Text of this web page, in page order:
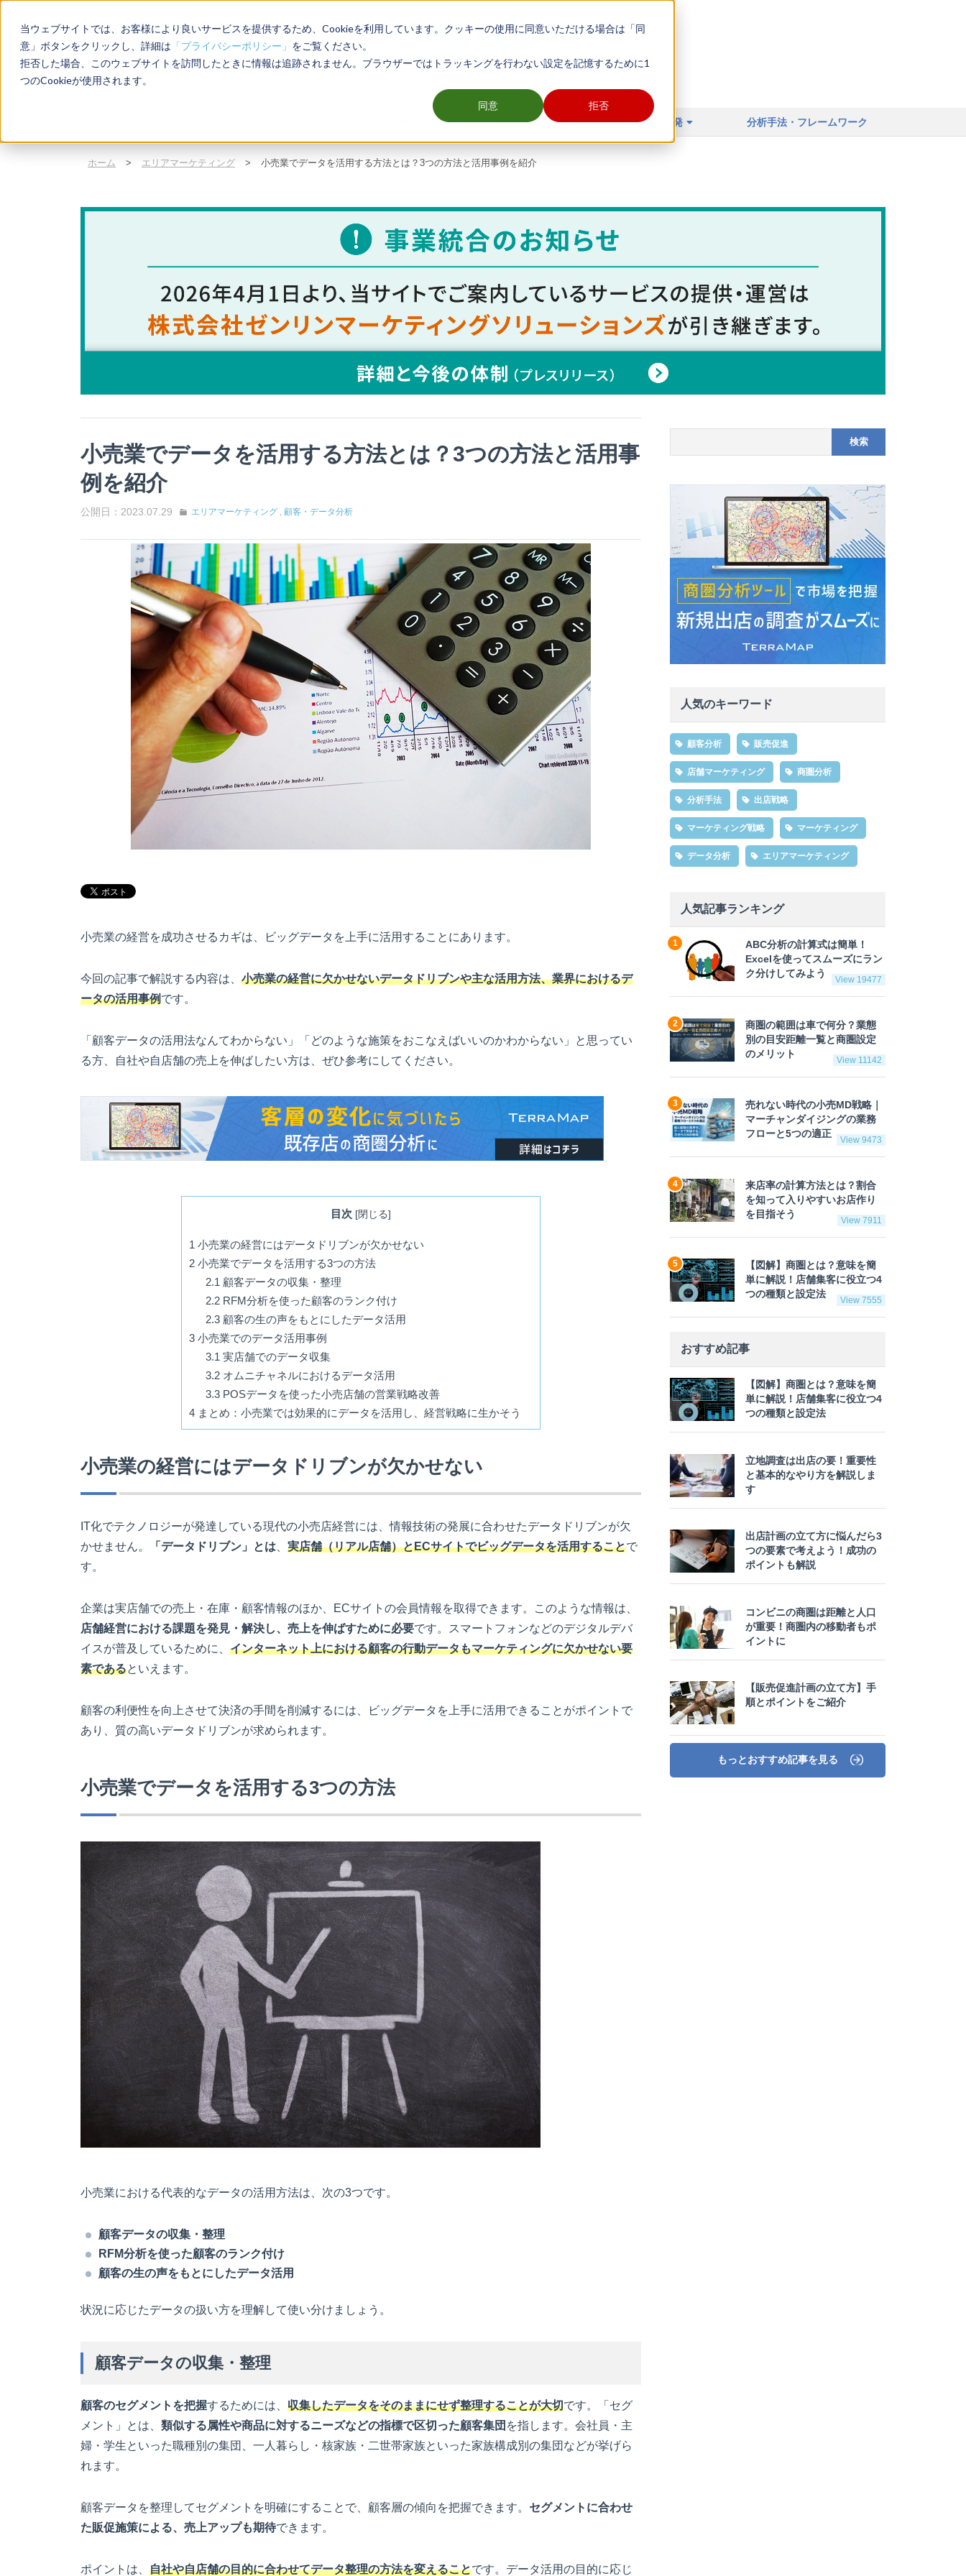
当ウェブサイトでは、お客様により良いサービスを提供するため、Cookieを利用しています。クッキーの使用に同意いただける場合は「同
意」ボタンをクリックし、詳細は 「プライバシーポリシー」 をご覧ください。
拒否した場合、このウェブサイトを訪問したときに情報は追跡されません。ブラウザーではトラッキングを行わない設定を記憶するために1
つのCookieが使用されます。
同意 拒否
顧客・データ分析 店舗開発 分析手法・フレームワーク
ホーム > エリアマーケティング > 小売業でデータを活用する方法とは？3つの方法と活用事例を紹介
小売業でデータを活用する方法とは？3つの方法と活用事
例を紹介
公開日：2023.07.29 エリアマーケティング , 顧客・データ分析
小売業の経営を成功させるカギは、ビッグデータを上手に活用することにあります。
今回の記事で解説する内容は、 小売業の経営に欠かせないデータドリブンや主な活用方法、業界におけるデ
ータの活用事例です。
「顧客データの活用法なんてわからない」「どのような施策をおこなえばいいのかわからない」と思ってい
る方、自社や自店舗の売上を伸ばしたい方は、ぜひ参考にしてください。
目次 [閉じる]
1 小売業の経営にはデータドリブンが欠かせない
2 小売業でデータを活用する3つの方法
2.1 顧客データの収集・整理
2.2RFM分析を使った顧客のランク付け
2.3顧客の生の声をもとにしたデータ活用
3 小売業でのデータ活用事例
3.1 実店舗でのデータ収集
3.2オムニチャネルにおけるデータ活用
3.3POSデータを使った小売店舗の営業戦略改善
4 まとめ：小売業では効果的にデータを活用し、経営戦略に生かそう
小売業の経営にはデータドリブンが欠かせない
IT化でテクノロジーが発達している現代の小売店経営には、情報技術の発展に合わせたデータドリブンが欠
かせません。
「データドリブン」とは 実店舗（リアル店舗）とECサイトでビッグデータを活用することで
す。
企業は実店舗での売上・在庫・顧客情報のほか、ECサイトの会員情報を取得できます。このような情報は、
店舗経営における課題を発見・解決し、売上を伸ばすために必要です。スマートフォンなどのデジタルデバ
イスが普及しているために、 インターネット上における顧客の行動データもマーケティングに欠かせない要
素であるといえます。
顧客の利便性を向上させて決済の手間を削減するには、ビッグデータを上手に活用できることがポイントで
あり、質の高いデータドリブンが求められます。
小売業でデータを活用する3つの方法
小売業における代表的なデータの活用方法は、次の3つです。
顧客データの収集・整理
RFM分析を使った顧客のランク付け
顧客の生の声をもとにしたデータ活用
状況に応じたデータの扱い方を理解して使い分けましょう。
顧客データの収集・整理
顧客のセグメントを把握するためには、 収集したデータをそのままにせず整理することが大切です。「セグ
メント」とは、 類似する属性や商品に対するニーズなどの指標で区切った顧客集団 を指します。会社員・主
婦・学生といった職種別の集団、一人暮らし・核家族・二世帯家族といった家族構成別の集団などが挙げら
れます。
顧客データを整理してセグメントを明確にすることで、顧客層の傾向を把握できます。 セグメントに合わせ
た販促施策による、売上アップも期待できます。
ポイントは、 自社や自店舗の目的に合わせてデータ整理の方法を変えることです。データ活用の目的に応じ
人気のキーワード
顧客分析 販売促進
店舗マーケティング 商圏分析
分析手法 出店戦略
マーケティング戦略 マーケティング
データ分析 エリアマーケティング
人気記事ランキング
ABC分析の計算式は簡単！
Excelを使ってスムーズにラン
ク分けしてみよう
View 19477
商圏の範囲は車で何分？業態
別の目安距離一覧と商圏設定
のメリット
View 11142
売れない時代の小売MD戦略｜
マーチャンダイジングの業務
フローと5つの適正
View 9473
来店率の計算方法とは？割合
を知って入りやすいお店作り
を目指そう
View 7911
【図解】商圏とは？意味を簡
単に解説！店舗集客に役立つ4
つの種類と設定法
View 7555
おすすめ記事
【図解】商圏とは？意味を簡
単に解説！店舗集客に役立つ4
つの種類と設定法
立地調査は出店の要！重要性
と基本的なやり方を解説しま
す
出店計画の立て方に悩んだら3
つの要素で考えよう！成功の
ポイントも解説
コンビニの商圏は距離と人口
が重要！商圏内の移動者もポ
イントに
【販売促進計画の立て方】手
順とポイントをご紹介
もっとおすすめ記事を見る